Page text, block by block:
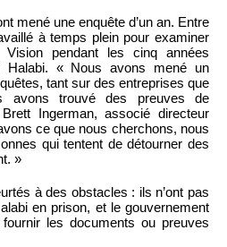
mené une enquête d’un an. Entre
à temps plein pour examiner
pendant les cinq années
Halabi. « Nous avons mené un
tant sur des entreprises que
trouvé des preuves de
Ingerman, associé directeur
ce que nous cherchons, nous
qui tentent de détourner des
»
à des obstacles : ils n’ont pas
en prison, et le gouvernement
les documents ou preuves